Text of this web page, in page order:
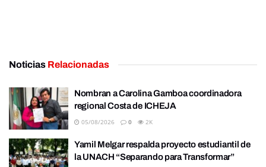
Noticias Relacionadas
Nombran a Carolina Gamboa coordinadora
regional Costa de ICHEJA
05/08/2026 0 2K
Yamil Melgar respalda proyecto estudiantil de
la UNACH “Separando para Transformar”